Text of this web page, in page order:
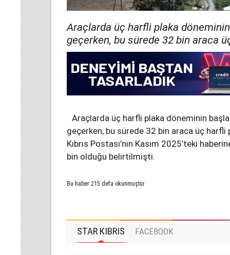
Araçlarda üç harfli plaka döneminin
geçerken, bu sürede 32 bin araca
Araçlarda üç harfli plaka döneminin
geçerken, bu sürede 32 bin araca üç harfli
Kıbrıs Postası’nın Kasım 2025’teki
bin olduğu belirtilmişti.
Bu haber 215 defa okunmuştur
STAR KIBRIS FACEBOOK